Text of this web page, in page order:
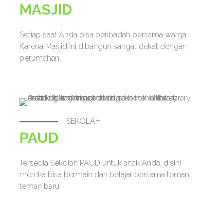
MASJID
Setiap saat Anda bisa beribadah bersama warga.
Karena Masjid ini dibangun sangat dekat dengan
perumahan.
SEKOLAH
PAUD
Tersedia Sekolah PAUD untuk anak Anda, disini
mereka bisa bermain dan belajar bersama teman-
teman baru.